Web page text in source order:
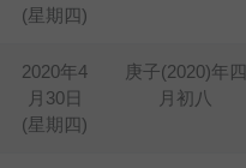
(星期四)
2020年4
月30日
(星期四)
庚子(2020)年四
月初八